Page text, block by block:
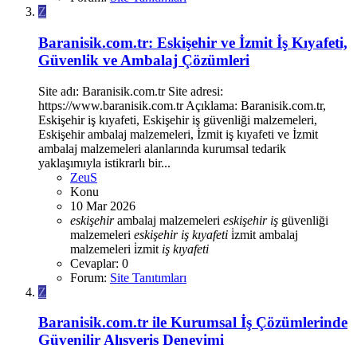
Z
Baranisik.com.tr: Eskişehir ve İzmit İş Kıyafeti,
Güvenlik ve Ambalaj Çözümleri
Site adı: Baranisik.com.tr Site adresi:
https://www.baranisik.com.tr Açıklama: Baranisik.com.tr,
Eskişehir iş kıyafeti, Eskişehir iş güvenliği malzemeleri,
Eskişehir ambalaj malzemeleri, İzmit iş kıyafeti ve İzmit
ambalaj malzemeleri alanlarında kurumsal tedarik
yaklaşımıyla istikrarlı bir...
ZeuS
Konu
10 Mar 2026
eskişehirambalaj malzemeleri eskişehir iş güvenliği
malzemeleri eskişehir iş kıyafeti i̇zmit ambalaj
malzemeleri i̇zmit iş kıyafeti
Cevaplar: 0
Forum: Site Tanıtımları
Z
Baranisik.com.tr ile Kurumsal İş Çözümlerinde
Güvenilir Alışveriş Deneyimi